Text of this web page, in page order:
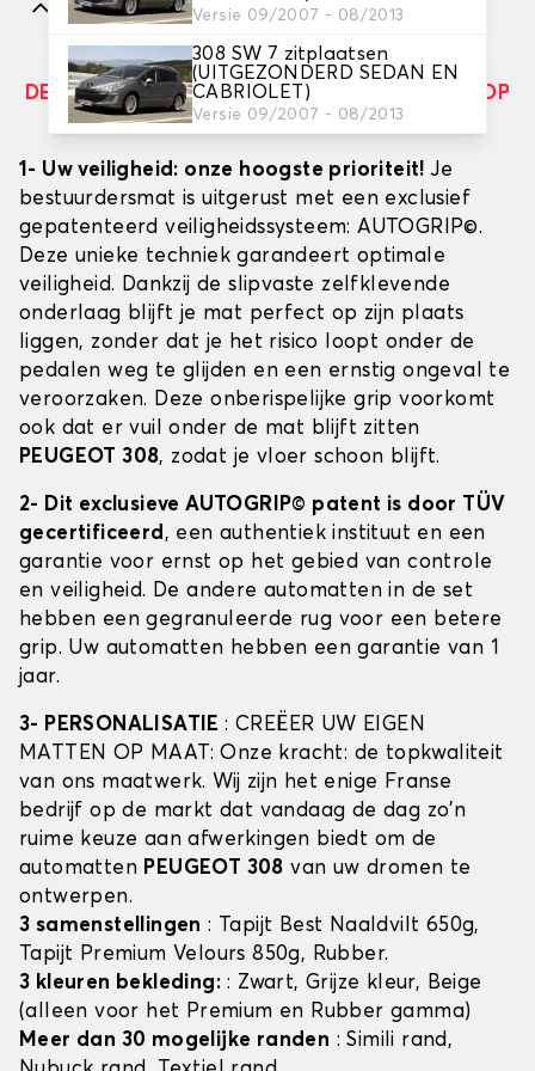
Versie 09/2007 - 08/2013
308 SW 7 zitplaatsen
(UITGEZONDERD SEDAN EN
CABRIOLET)
Versie 09/2007 - 08/2013
Kenmerken
DE ENIGE GEPATENTEERDE AUTOGRIP© MAT OP
DE MARKT
1- Uw veiligheid: onze hoogste prioriteit!Je
bestuurdersmat is uitgerust met een exclusief
gepatenteerd veiligheidssysteem: AUTOGRIP©.
Deze unieke techniek garandeert optimale
veiligheid. Dankzij de slipvaste zelfklevende
onderlaag blijft je mat perfect op zijn plaats
liggen, zonder dat je het risico loopt onder de
pedalen weg te glijden en een ernstig ongeval te
veroorzaken. Deze onberispelijke grip voorkomt
ook dat er vuil onder de mat blijft zitten
PEUGEOT 308, zodat je vloer schoon blijft.
2- Dit exclusieve AUTOGRIP© patent is door TÜV
gecertificeerd, een authentiek instituut en een
garantie voor ernst op het gebied van controle
en veiligheid. De andere automatten in de set
hebben een gegranuleerde rug voor een betere
grip. Uw automatten hebben een garantie van 1
jaar.
3- PERSONALISATIE: CREËER UW EIGEN
MATTEN OP MAAT: Onze kracht: de topkwaliteit
van ons maatwerk. Wij zijn het enige Franse
bedrijf op de markt dat vandaag de dag zo'n
ruime keuze aan afwerkingen biedt om de
automatten PEUGEOT 308 van uw dromen te
ontwerpen.
3 samenstellingen : Tapijt Best Naaldvilt 650g,
Tapijt Premium Velours 850g, Rubber.
3 kleuren bekleding: : Zwart, Grijze kleur, Beige
(alleen voor het Premium en Rubber gamma)
Meer dan 30 mogelijke randen : Simili rand,